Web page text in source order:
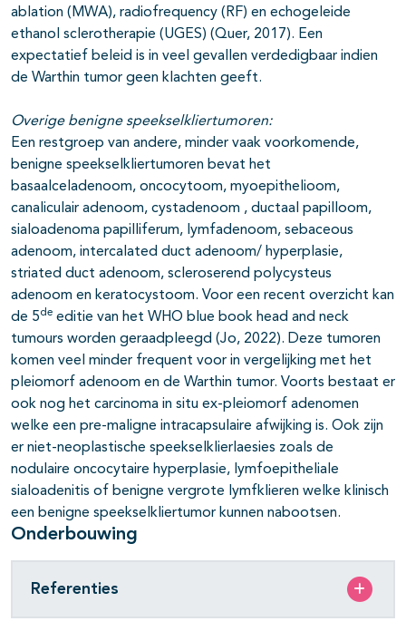
ablation (MWA), radiofrequency (RF) en echogeleide
ethanol sclerotherapie (UGES) (Quer, 2017). Een
expectatief beleid is in veel gevallen verdedigbaar indien
de Warthin tumor geen klachten geeft.
Overige benigne speekselkliertumoren:
Een restgroep van andere, minder vaak voorkomende,
benigne speekselkliertumoren bevat het
basaalceladenoom, oncocytoom, myoepithelioom,
canaliculair adenoom, cystadenoom , ductaal papilloom,
sialoadenoma papilliferum, lymfadenoom, sebaceous
adenoom, intercalated duct adenoom/ hyperplasie,
striated duct adenoom, scleroserend polycysteus
adenoom en keratocystoom. Voor een recent overzicht kan
de 5de editie van het WHO blue book head and neck
tumours worden geraadpleegd (Jo, 2022). Deze tumoren
komen veel minder frequent voor in vergelijking met het
pleiomorf adenoom en de Warthin tumor. Voorts bestaat er
ook nog het carcinoma in situ ex-pleiomorf adenomen
welke een pre-maligne intracapsulaire afwijking is. Ook zijn
er niet-neoplastische speekselklierlaesies zoals de
nodulaire oncocytaire hyperplasie, lymfoepitheliale
sialoadenitis of benigne vergrote lymfklieren welke klinisch
een benigne speekselkliertumor kunnen nabootsen.
Onderbouwing
Referenties